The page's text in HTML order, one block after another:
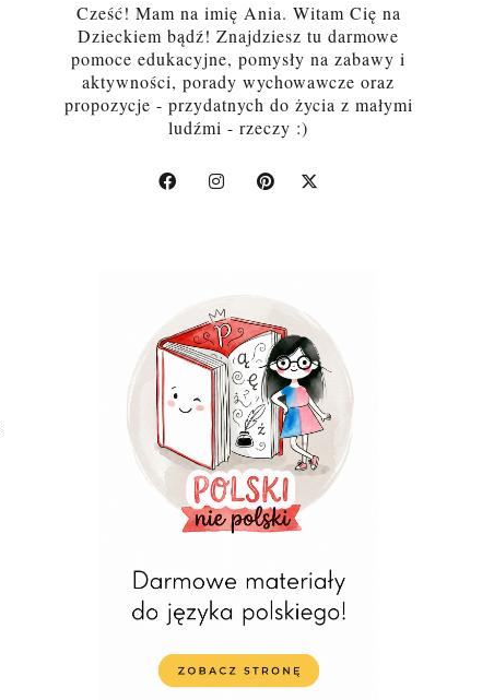
Cześć! Mam na imię Ania. Witam Cię na
Dzieckiem bądź! Znajdziesz tu darmowe
pomoce edukacyjne, pomysły na zabawy i
aktywności, porady wychowawcze oraz
propozycje - przydatnych do życia z małymi
ludźmi - rzeczy :)